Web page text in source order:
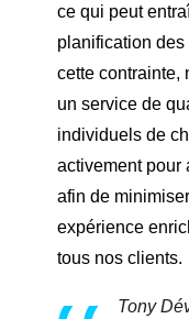
ce qui peut
planification
cette contrainte,
un service de
individuels de
activement pour
afin de
expérience
tous nos clients.
Tony